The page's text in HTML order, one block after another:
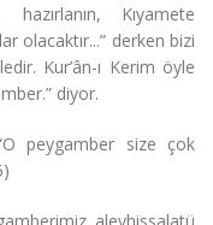
Kıyamete
olacaktır...” derken bizi
Kur’ân-ı Kerim öyle
diyor.
aleyhissalatü